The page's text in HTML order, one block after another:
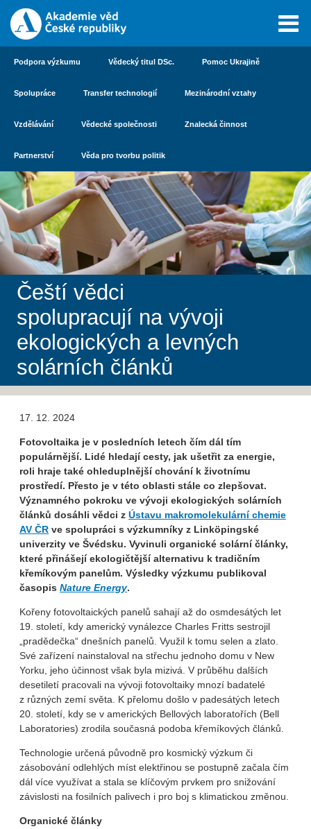
Podpora výzkumu Vědecký titul DSc. Pomoc Ukrajině
Spolupráce Transfer technologií Mezinárodní vztahy
Vzdělávání Vědecké společnosti Znalecká činnost
Partnerství Věda pro tvorbu politik
Čeští vědci
spolupracují na vývoji
ekologických a levných
solárních článků
17. 12. 2024
Fotovoltaika je v posledních letech čím dál tím
populárnější. Lidé hledají cesty, jak ušetřit za energie,
roli hraje také ohleduplnější chování k životnímu
prostředí. Přesto je v této oblasti stále co zlepšovat.
Významného pokroku ve vývoji ekologických solárních
článků dosáhli vědci z Ústavu makromolekulární chemie
AV ČR ve spolupráci s výzkumníky z Linköpingské
univerzity ve Švédsku. Vyvinuli organické solární články,
které přinášejí ekologičtější alternativu k tradičním
křemíkovým panelům. Výsledky výzkumu publikoval
časopis Nature Energy.
Kořeny fotovoltaických panelů sahají až do osmdesátých let
19. století, kdy americký vynálezce Charles Fritts sestrojil
„pradědečka“ dnešních panelů. Využil k tomu selen a zlato.
Své zařízení nainstaloval na střechu jednoho domu v New
Yorku, jeho účinnost však byla mizivá. V průběhu dalších
desetiletí pracovali na vývoji fotovoltaiky mnozí badatelé
z různých zemí světa. K přelomu došlo v padesátých letech
20. století, kdy se v amerických Bellových laboratořích (Bell
Laboratories) zrodila současná podoba křemíkových článků.
Technologie určená původně pro kosmický výzkum či
zásobování odlehlých míst elektřinou se postupně začala čím
dál více využívat a stala se klíčovým prvkem pro snižování
závislosti na fosilních palivech i pro boj s klimatickou změnou.
Organické články